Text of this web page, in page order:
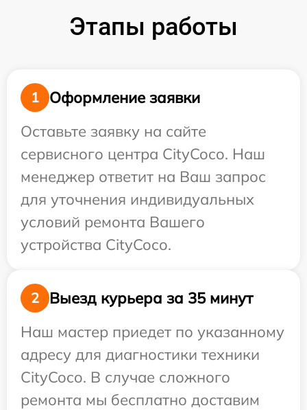
Этапы работы
1
Оформление заявки
Оставьте заявку на сайте
сервисного центра CityCoco. Наш
менеджер ответит на Ваш запрос
для уточнения индивидуальных
условий ремонта Вашего
устройства CityCoco.
2
Выезд курьера за 35 минут
Наш мастер приедет по указанному
адресу для диагностики техники
CityCoco. В случае сложного
ремонта мы бесплатно доставим